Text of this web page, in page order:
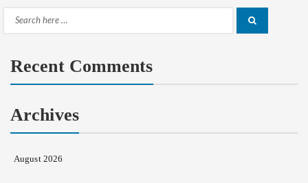
Search
Recent Comments
Archives
August 2026